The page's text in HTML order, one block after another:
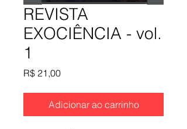
REVISTA
EXOCIÊNCIA - vol.
1
R$ 21,00Preço
Adicionar ao carrinho